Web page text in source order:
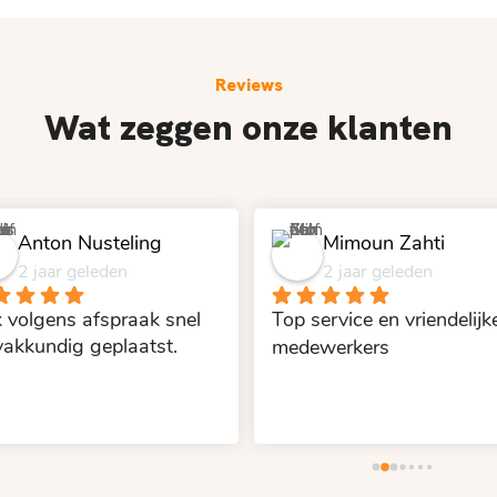
Reviews
Wat zeggen onze klanten
Anton Nusteling
2 jaar geleden
volgens afspraak snel
geplaatst.
Mimoun Zahti
2 jaar geleden
Top service en
medewerkers